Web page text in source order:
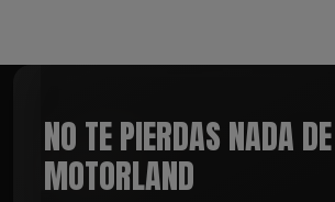
NO TE PIERDAS NADA DE
MOTORLAND